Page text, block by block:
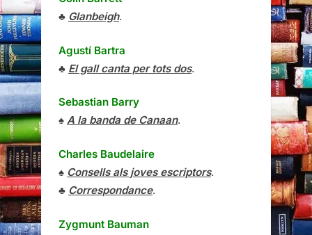
♣ Glanbeigh.
Agustí Bartra
♣ El gall canta per tots dos.
Sebastian Barry
♠ A la banda de Canaan.
Charles Baudelaire
♠ Consells als joves escriptors.
♣ Correspondance.
Zygmunt Bauman